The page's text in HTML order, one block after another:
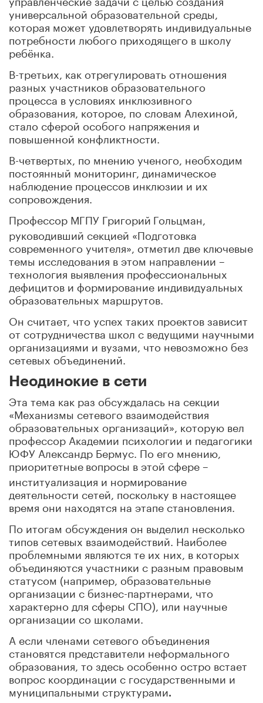
универсальной образовательной среды,
которая может удовлетворять индивидуальные
потребности любого приходящего в школу
ребёнка.
В-третьих, как отрегулировать отношения
разных участников образовательного
процесса в условиях инклюзивного
образования, которое, по словам Алехиной,
стало сферой особого напряжения и
повышенной конфликтности.
В-четвертых, по мнению ученого, необходим
постоянный мониторинг, динамическое
наблюдение процессов инклюзии и их
сопровождения.
Профессор МГПУ Григорий Гольцман,
руководивший секцией «Подготовка
современного учителя», отметил две ключевые
темы исследования в этом направлении –
технология выявления профессиональных
дефицитов и формирование индивидуальных
образовательных маршрутов.
Он считает, что успех таких проектов зависит
от сотрудничества школ с ведущими научными
организациями и вузами, что невозможно без
сетевых объединений.
Неодинокие в сети
Эта тема как раз обсуждалась на секции
«Механизмы сетевого взаимодействия
образовательных организаций», которую вел
профессор Академии психологии и педагогики
ЮФУ Александр Бермус. По его мнению,
приоритетныевопросы в этой сфере –
институализация и нормирование
деятельности сетей, поскольку в настоящее
время они находятся на этапе становления.
По итогам обсуждения он выделил несколько
типов сетевых взаимодействий. Наиболее
проблемными являются те их них, в которых
объединяются участники с разным правовым
статусом (например, образовательные
организации с бизнес-партнерами, что
характерно для сферы СПО), или научные
организации со школами.
А если членами сетевого объединения
становятся представители неформального
образования, то здесь особенно остро встает
вопрос координации с государственными и
муниципальными структурами.